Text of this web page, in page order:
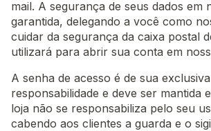
mail. A segurança de seus dados em
garantida, delegando a você como
cuidar da segurança da caixa postal
utilizará para abrir sua conta em
A senha de acesso é de sua exclusiva
responsabilidade e deve ser mantida
loja não se responsabiliza pelo seu
cabendo aos clientes a guarda e o